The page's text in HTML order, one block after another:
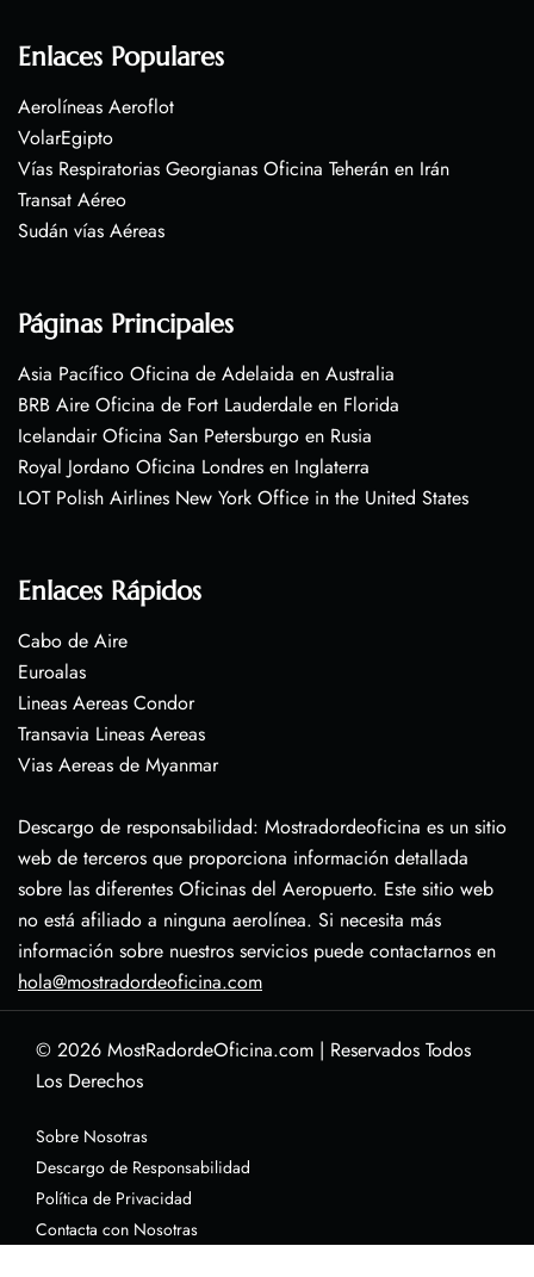
Enlaces Populares
Aerolíneas Aeroflot
VolarEgipto
Vías Respiratorias Georgianas Oficina Teherán en Irán
Transat Aéreo
Sudán vías Aéreas
Páginas Principales
Asia Pacífico Oficina de Adelaida en Australia
BRB Aire Oficina de Fort Lauderdale en Florida
Icelandair Oficina San Petersburgo en Rusia
Royal Jordano Oficina Londres en Inglaterra
LOT Polish Airlines New York Office in the United States
Enlaces Rápidos
Cabo de Aire
Euroalas
Lineas Aereas Condor
Transavia Lineas Aereas
Vias Aereas de Myanmar
Descargo de responsabilidad: Mostradordeoficina es un sitio
web de terceros que proporciona información detallada
sobre las diferentes Oficinas del Aeropuerto. Este sitio web
no está afiliado a ninguna aerolínea. Si necesita más
información sobre nuestros servicios puede contactarnos en
hola@mostradordeoficina.com
© 2026 MostRadordeOficina.com | Reservados Todos
Los Derechos
Sobre Nosotras
Descargo de Responsabilidad
Política de Privacidad
Contacta con Nosotras